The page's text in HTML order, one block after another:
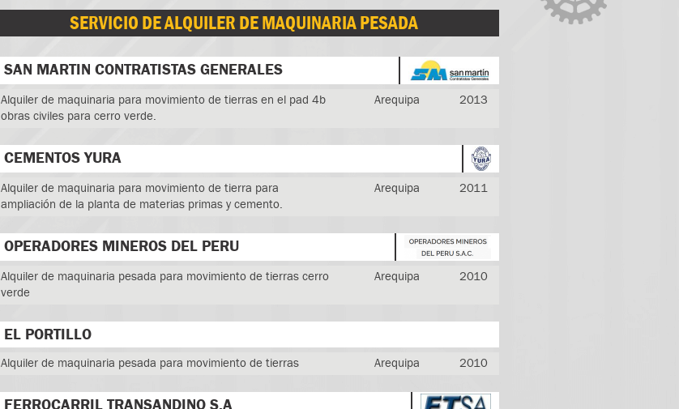
SERVICIO DE ALQUILER DE MAQUINARIA PESADA
SAN MARTIN CONTRATISTAS GENERALES
Alquiler de maquinaria para movimiento de tierras en el pad 4b
obras civiles para cerro verde.
Arequipa 2013
CEMENTOS YURA
Alquiler de maquinaria para movimiento de tierra para
ampliación de la planta de materias primas y cemento.
Arequipa 2011
OPERADORES MINEROS DEL PERU
Alquiler de maquinaria pesada para movimiento de tierras cerro
verde
Arequipa 2010
EL PORTILLO
Alquiler de maquinaria pesada para movimiento de tierras Arequipa 2010
FERROCARRIL TRANSANDINO S.A